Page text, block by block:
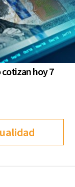
hoy 7